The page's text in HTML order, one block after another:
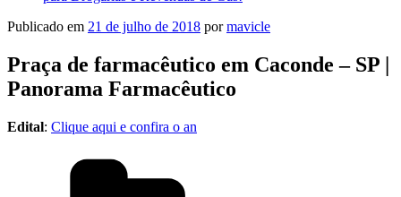
Publicado em 21 de julho de 2018 pormavicle
Praça de farmacêutico em Caconde – SP |
Panorama Farmacêutico
Edital: Clique aqui e confira o an